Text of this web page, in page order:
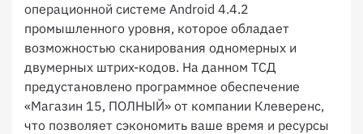
операционной системе Android 4.4.2
промышленного уровня, которое обладает
возможностью сканирования одномерных и
двумерных штрих-кодов. На данном ТСД
предустановлено программное обеспечение
«Магазин 15, ПОЛНЫЙ» от компании Клеверенс,
что позволяет сэкономить ваше время и ресурсы